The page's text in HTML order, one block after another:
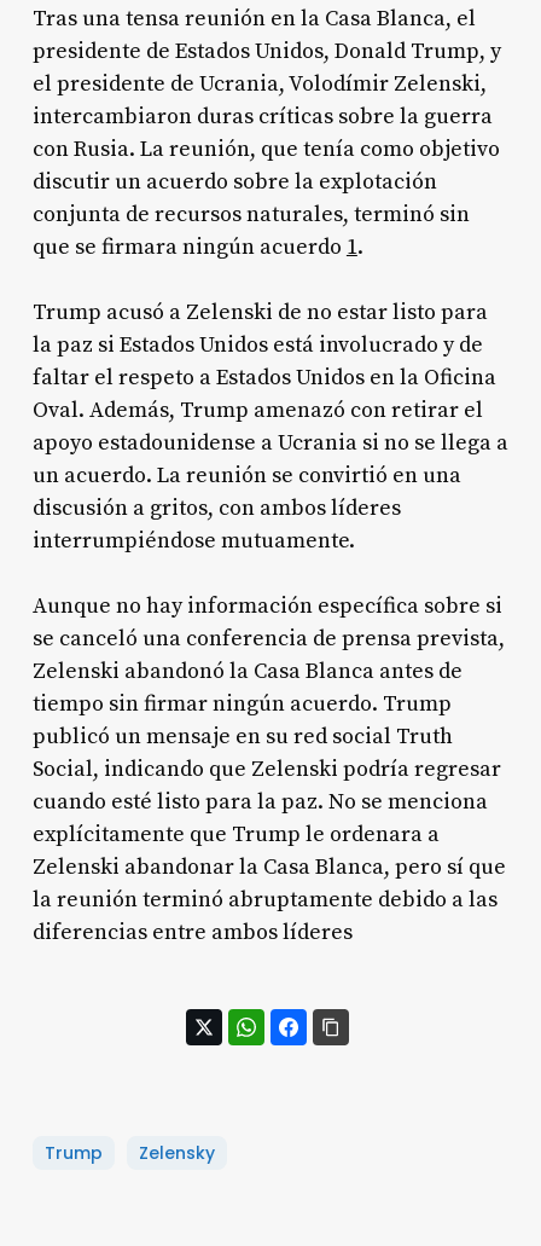
Tras una tensa reunión en la Casa Blanca, el
presidente de Estados Unidos, Donald Trump, y
el presidente de Ucrania, Volodímir Zelenski,
intercambiaron duras críticas sobre la guerra
con Rusia. La reunión, que tenía como objetivo
discutir un acuerdo sobre la explotación
conjunta de recursos naturales, terminó sin
que se firmara ningún acuerdo 1.
Trump acusó a Zelenski de no estar listo para
la paz si Estados Unidos está involucrado y de
faltar el respeto a Estados Unidos en la Oficina
Oval. Además, Trump amenazó con retirar el
apoyo estadounidense a Ucrania si no se llega a
un acuerdo. La reunión se convirtió en una
discusión a gritos, con ambos líderes
interrumpiéndose mutuamente.
Aunque no hay información específica sobre si
se canceló una conferencia de prensa prevista,
Zelenski abandonó la Casa Blanca antes de
tiempo sin firmar ningún acuerdo. Trump
publicó un mensaje en su red social Truth
Social, indicando que Zelenski podría regresar
cuando esté listo para la paz. No se menciona
explícitamente que Trump le ordenara a
Zelenski abandonar la Casa Blanca, pero sí que
la reunión terminó abruptamente debido a las
diferencias entre ambos líderes
Trump Zelensky